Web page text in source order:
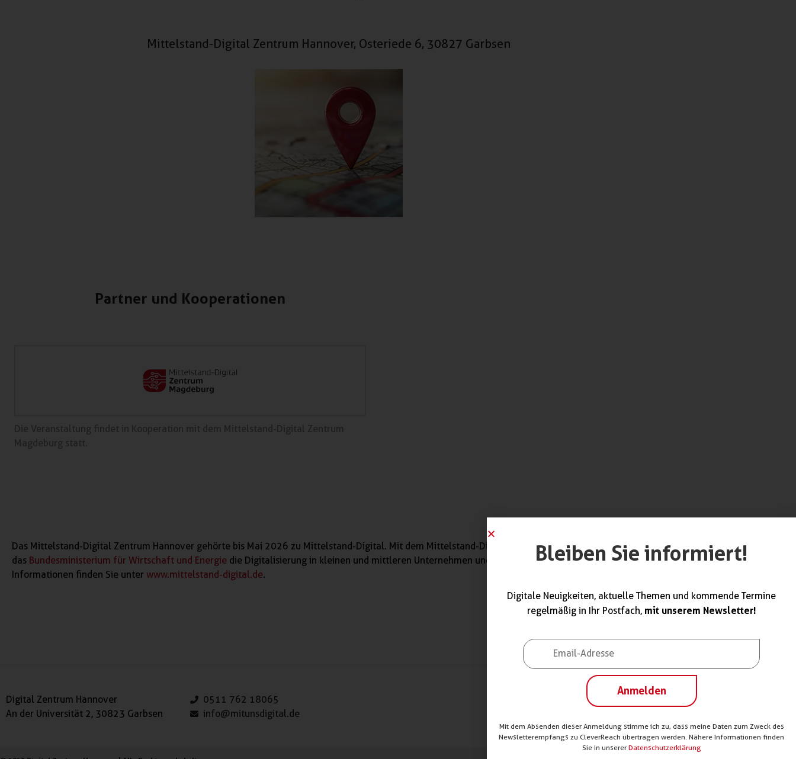
Mittelstand-Digital Zentrum Hannover, Osteriede 6, 30827 Garbsen
Partner und Kooperationen
Das Mittelstand-Digital Zentrum Hannover gehörte bis Mai 2026 zu Mittelstand-Digital. Mit dem Mittelstand-Digital Netzwerk unterstützt
das Bundesministerium für Wirtschaft und Energie die Digitalisierung in kleinen und mittleren Unternehmen und dem Handwerk. Weitere
Informationen finden Sie unter www.mittelstand-digital.de.
Digital Zentrum Hannover
An der Universität 2, 30823 Garbsen
0511 762 18065
info@mitunsdigital.de
Bleiben Sie informiert!
Digitale Neuigkeiten, aktuelle Themen und kommende Termine
regelmäßig in Ihr Postfach, mit unserem Newsletter!
Anmelden
Mit dem Absenden dieser Anmeldung stimme ich zu, dass meine Daten zum Zweck des
Newsletterempfangs zu CleverReach übertragen werden. Nähere Informationen finden
Sie in unserer Datenschutzerklärung